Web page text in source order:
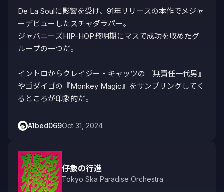
De La Soulに影響を受け、91年リリースの本作でメジャ
ーデビューしたスチャダラパー。
ジャパニーズHIP-HOP黎明期にマスで成功を収めたグ
ループの一つだ。
イントロからクレイジー・キャッツの『無責任一代男』
やゴダイゴの『Monkey Magic』をサンプリングしてく
るところが印象的だ。
A1bed069Oct 31, 2024
仔象の行進
Tokyo Ska Paradise Orchestra